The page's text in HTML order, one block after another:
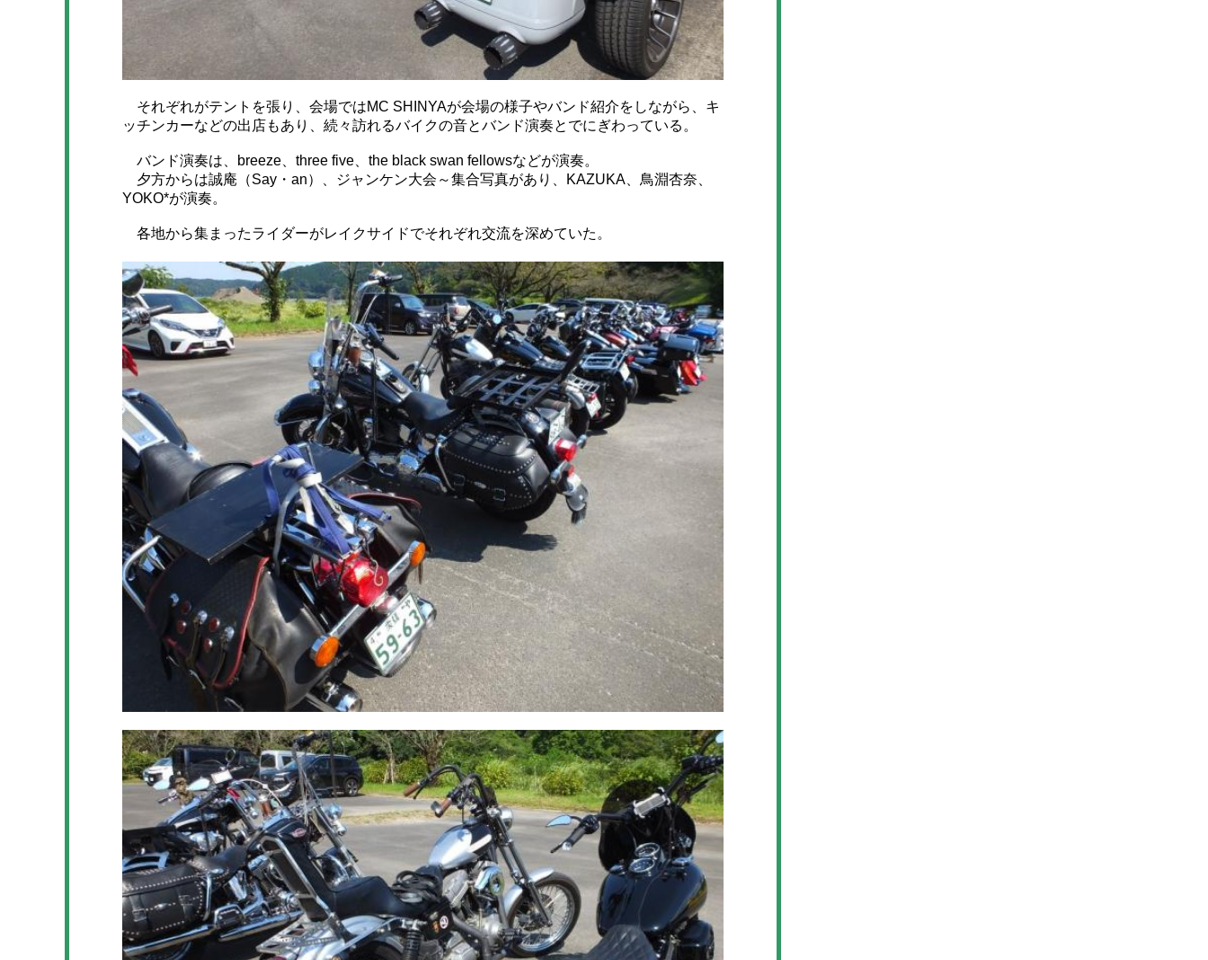
それぞれがテントを張り、会場ではMC SHINYAが会場の様子やバンド紹介をしながら、キ
ッチンカーなどの出店もあり、続々訪れるバイクの音とバンド演奏とでにぎわっている。
バンド演奏は、breeze、three five、the black swan fellowsなどが演奏。
夕方からは誠庵（Say・an）、ジャンケン大会～集合写真があり、KAZUKA、鳥淵杏奈、
YOKO*が演奏。
各地から集まったライダーがレイクサイドでそれぞれ交流を深めていた。